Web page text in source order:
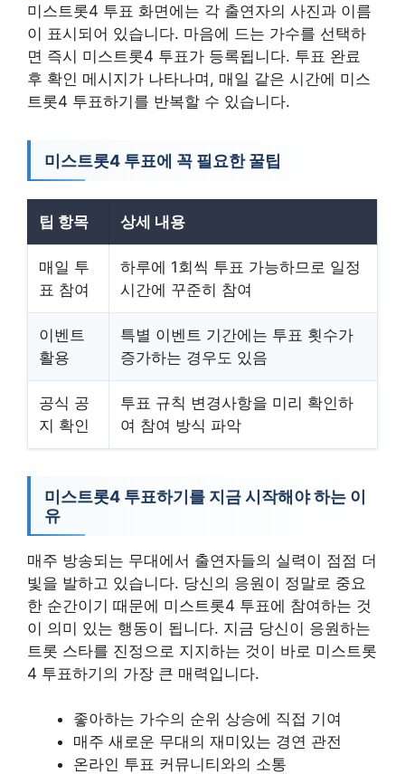
미스트롯4 투표 화면에는 각 출연자의 사진과 이름
이 표시되어 있습니다. 마음에 드는 가수를 선택하
면 즉시 미스트롯4 투표가 등록됩니다. 투표 완료
후 확인 메시지가 나타나며, 매일 같은 시간에 미스
트롯4 투표하기를 반복할 수 있습니다.
미스트롯4 투표에 꼭 필요한 꿀팁
팁 항목 상세 내용
매일 투
표 참여
하루에 1회씩 투표 가능하므로 일정
시간에 꾸준히 참여
이벤트
활용
특별 이벤트 기간에는 투표 횟수가
증가하는 경우도 있음
공식 공
지 확인
투표 규칙 변경사항을 미리 확인하
여 참여 방식 파악
미스트롯4 투표하기를 지금 시작해야 하는 이
유
매주 방송되는 무대에서 출연자들의 실력이 점점 더
빛을 발하고 있습니다. 당신의 응원이 정말로 중요
한 순간이기 때문에 미스트롯4 투표에 참여하는 것
이 의미 있는 행동이 됩니다. 지금 당신이 응원하는
트롯 스타를 진정으로 지지하는 것이 바로 미스트롯
4 투표하기의 가장 큰 매력입니다.
좋아하는 가수의 순위 상승에 직접 기여
매주 새로운 무대의 재미있는 경연 관전
온라인 투표 커뮤니티와의 소통